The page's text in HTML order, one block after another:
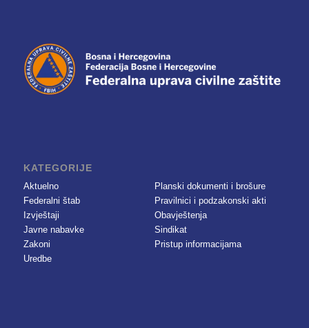
KATEGORIJE
Aktuelno
Federalni štab
Izvještaji
Javne nabavke
Zakoni
Uredbe
Planski dokumenti i brošure
Pravilnici i podzakonski akti
Obavještenja
Sindikat
Pristup informacijama